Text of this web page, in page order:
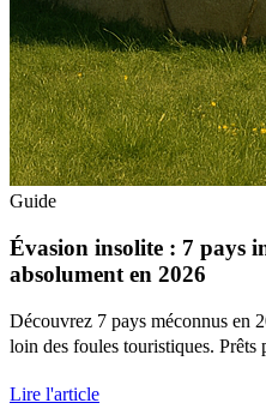
Guide
Évasion insolite : 7 pays
absolument en 2026
Découvrez 7 pays méconnus en
loin des foules touristiques.
Lire l'article